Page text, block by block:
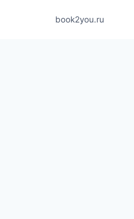
book2you.ru